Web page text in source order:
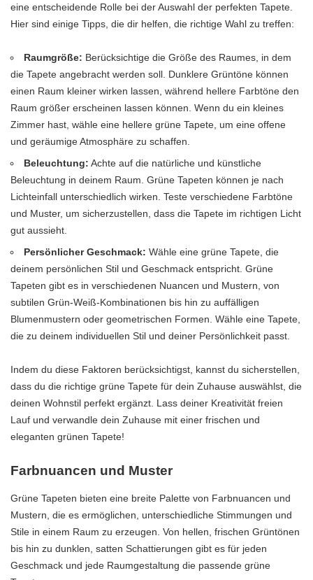
eine entscheidende Rolle bei der Auswahl der perfekten Tapete.
Hier sind einige Tipps, die dir helfen, die richtige Wahl zu treffen:
Raumgröße: Berücksichtige die Größe des Raumes, in dem
die Tapete angebracht werden soll. Dunklere Grüntöne können
einen Raum kleiner wirken lassen, während hellere Farbtöne den
Raum größer erscheinen lassen können. Wenn du ein kleines
Zimmer hast, wähle eine hellere grüne Tapete, um eine offene
und geräumige Atmosphäre zu schaffen.
Beleuchtung: Achte auf die natürliche und künstliche
Beleuchtung in deinem Raum. Grüne Tapeten können je nach
Lichteinfall unterschiedlich wirken. Teste verschiedene Farbtöne
und Muster, um sicherzustellen, dass die Tapete im richtigen Licht
gut aussieht.
Persönlicher Geschmack: Wähle eine grüne Tapete, die
deinem persönlichen Stil und Geschmack entspricht. Grüne
Tapeten gibt es in verschiedenen Nuancen und Mustern, von
subtilen Grün-Weiß-Kombinationen bis hin zu auffälligen
Blumenmustern oder geometrischen Formen. Wähle eine Tapete,
die zu deinem individuellen Stil und deiner Persönlichkeit passt.
Indem du diese Faktoren berücksichtigst, kannst du sicherstellen,
dass du die richtige grüne Tapete für dein Zuhause auswählst, die
deinen Wohnstil perfekt ergänzt. Lass deiner Kreativität freien
Lauf und verwandle dein Zuhause mit einer frischen und
eleganten grünen Tapete!
Farbnuancen und Muster
Grüne Tapeten bieten eine breite Palette von Farbnuancen und
Mustern, die es ermöglichen, unterschiedliche Stimmungen und
Stile in einem Raum zu erzeugen. Von hellen, frischen Grüntönen
bis hin zu dunklen, satten Schattierungen gibt es für jeden
Geschmack und jede Raumgestaltung die passende grüne